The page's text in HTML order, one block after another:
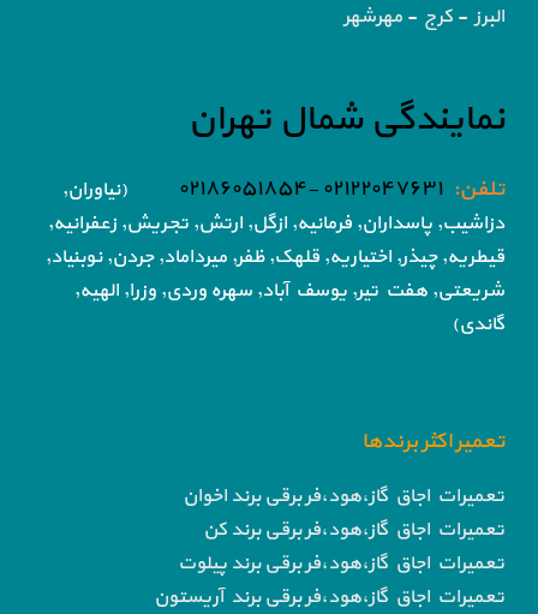
البرز - کرج - مهرشهر
نمایندگی شمال تهران
تلفن: ۰۲۱۲۲۰۴۷۶۳۱ -۰۲۱۸۶۰۵۱۸۵۴
(نیاوران,
دزاشیب, پاسداران, فرمانیه, ازگل, ارتش, تجریش, زعفرانیه,
قیطریه, چیذر, اختیاریه, قلهک, ظفر, میرداماد, جردن, نوبنیاد,
شریعتی, هفت تیر, یوسف آباد, سهره وردی, وزرا, الهیه,
گاندی)
تعمیر اکثر برندها
تعمیرات اجاق گاز،هود،فر برقی برند اخوان
تعمیرات اجاق گاز،هود،فر برقی برند کن
تعمیرات اجاق گاز،هود،فر برقی برند پیلوت
تعمیرات اجاق گاز،هود،فر برقی برند آریستون